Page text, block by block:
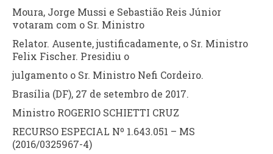
Moura, Jorge Mussi e Sebastião Reis Júnior
votaram com o Sr. Ministro
Relator. Ausente, justificadamente, o Sr. Ministro
Felix Fischer. Presidiu o
julgamento o Sr. Ministro Nefi Cordeiro.
Brasília (DF), 27 de setembro de 2017.
Ministro ROGERIO SCHIETTI CRUZ
RECURSO ESPECIAL Nº 1.643.051 – MS
(2016/0325967-4)